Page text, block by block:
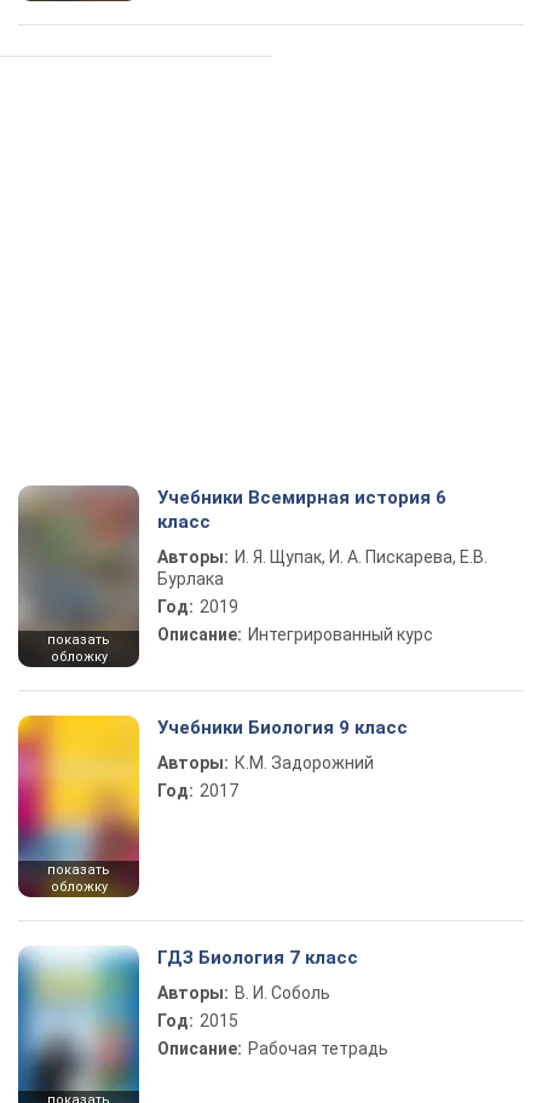
показать
обложку
Учебники Всемирная история 6
класс
Авторы: И. Я. Щупак, И. А. Пискарева, Е.В.
Бурлака
Год: 2019
Описание: Интегрированный курс
показать
обложку
Учебники Биология 9 класс
Авторы: К.М. Задорожний
Год: 2017
ГДЗ Биология 7 класс
Авторы: В. И. Соболь
Год: 2015
Описание: Рабочая тетрадь